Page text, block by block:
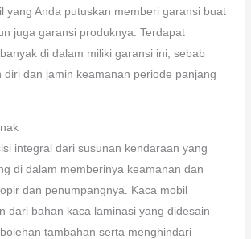
yang Anda putuskan memberi garansi buat
juga garansi produknya. Terdapat
di dalam miliki garansi ini, sebab
diri dan jamin keamanan periode panjang
integral dari susunan kendaraan yang
di dalam memberinya keamanan dan
dan penumpangnya. Kaca mobil
dari bahan kaca laminasi yang didesain
tambahan serta menghindari